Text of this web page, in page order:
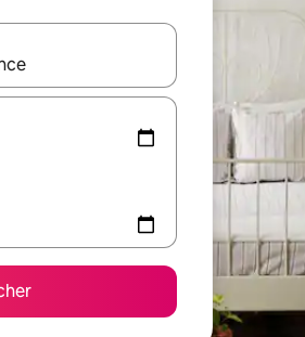
parcourez-les en utilisant les